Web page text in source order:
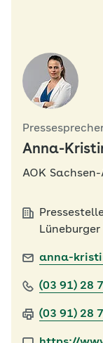
Anna-
AOK
anna-
(03 91) 28
(03 91) 28